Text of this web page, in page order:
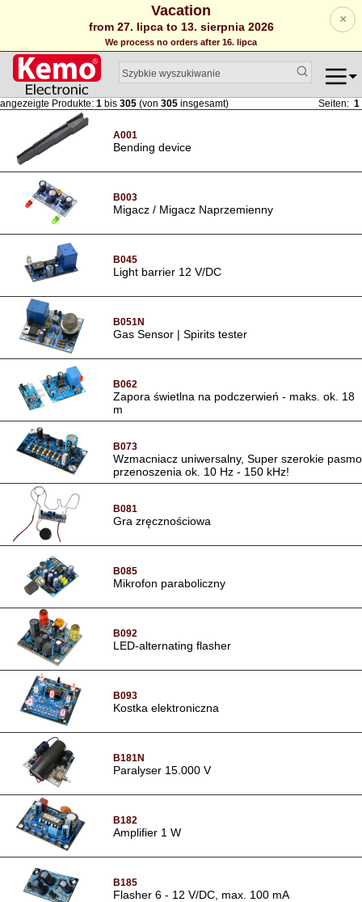
Vacation
from 27. lipca to 13. sierpnia 2026
We process no orders after 16. lipca
×
angezeigte Produkte: 1 bis 305 (von 305 insgesamt) Seiten: 1
A001
Bending device
B003
Migacz / Migacz Naprzemienny
B045
Light barrier 12 V/DC
B051N
Gas Sensor | Spirits tester
B062
Zapora świetlna na podczerwień - maks. ok. 18
m
B073
Wzmacniacz uniwersalny, Super szerokie pasmo
przenoszenia ok. 10 Hz - 150 kHz!
B081
Gra zręcznościowa
B085
Mikrofon paraboliczny
B092
LED-alternating flasher
B093
Kostka elektroniczna
B181N
Paralyser 15.000 V
B182
Amplifier 1 W
B185
Flasher 6 - 12 V/DC, max. 100 mA